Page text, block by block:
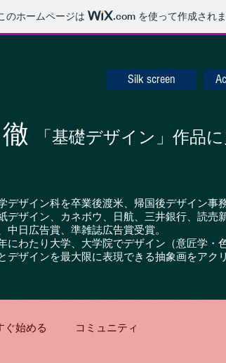
のホームページは .com を使って作成され
Silk screen
「基礎デザイン」作品
デザイン科を卒業後渡米、帰国後デザイン事
デザイン、カネボウ、日航、三井銀行、読売
中日広告賞、準雑誌広告賞受賞。
にわたり大学、大学院でデザイン（意匠学・
デザインを最大限に表現できる抽象画をアク
ぐ始める コミュニティ